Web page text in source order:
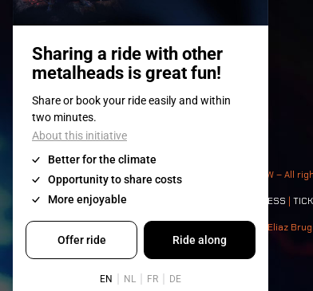
© 2008-2026 - Apache Productions VZW – All
Contact: PRESS
Photos: Ann Kermans - Hans Van Hoof - Eliaz